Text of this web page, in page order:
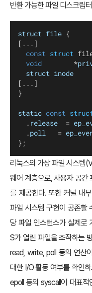
반환 가능한 파일 디스크립
struct file {
[...]
const struct
void
				*
struct inode
[...]
}
static const
	.
release
	=
	.
poll
		=
};
리눅스의 가상 파일 시스템
웨어 계층으로, 사용자 공간
를 제공한다. 또한 커널 내
파일 시스템 구현이 공존할
당 파일 인스턴스가 실제로
S가 열린 파일을 조작하는
read, write, poll 등의 연산
대한 I/O 활동 여부를 확인
epoll 등의 syscall이 대표적